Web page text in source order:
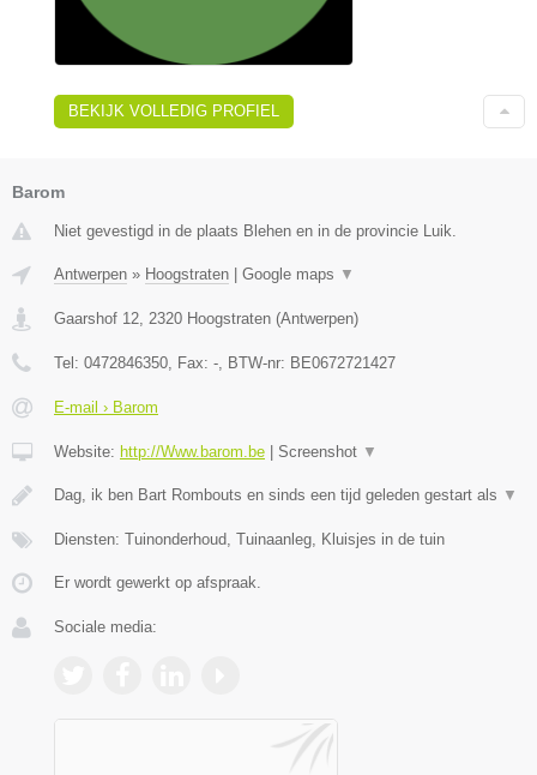
BEKIJK VOLLEDIG PROFIEL
Barom
Niet gevestigd in de plaats Blehen en in de provincie Luik.
Antwerpen » Hoogstraten | Google maps ▼
Gaarshof 12 2320 Hoogstraten (Antwerpen)
Tel: 0472846350 , Fax: - , BTW-nr: BE0672721427
E-mail › Barom
Website: http://Www.barom.be | Screenshot ▼
Dag, ik ben Bart Rombouts en sinds een tijd geleden gestart als ▼
Diensten: Tuinonderhoud, Tuinaanleg, Kluisjes in de tuin
Er wordt gewerkt op afspraak.
Sociale media: